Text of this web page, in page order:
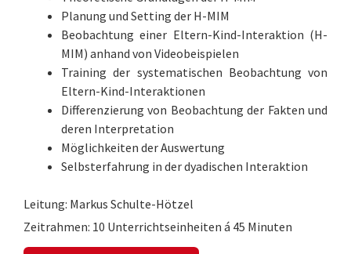
Planung und Setting der H-MIM
Beobachtung einer Eltern-Kind-Interaktion (H-
MIM) anhand von Videobeispielen
Training der systematischen Beobachtung von
Eltern-Kind-Interaktionen
Differenzierung von Beobachtung der Fakten und
deren Interpretation
Möglichkeiten der Auswertung
Selbsterfahrung in der dyadischen Interaktion
Leitung: Markus Schulte-Hötzel
Zeitrahmen: 10 Unterrichtseinheiten á 45 Minuten